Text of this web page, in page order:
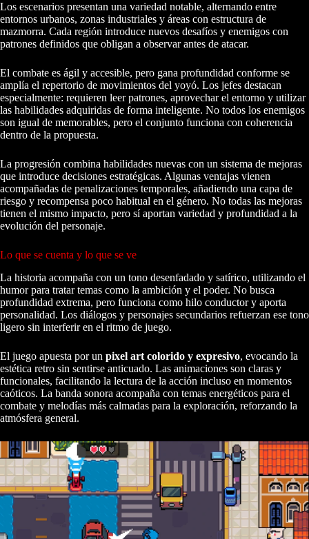
Los escenarios presentan una variedad notable, alternando entre
entornos urbanos, zonas industriales y áreas con estructura de
mazmorra. Cada región introduce nuevos desafíos y enemigos con
patrones definidos que obligan a observar antes de atacar.
El combate es ágil y accesible, pero gana profundidad conforme se
amplía el repertorio de movimientos del yoyó. Los jefes destacan
especialmente: requieren leer patrones, aprovechar el entorno y utilizar
las habilidades adquiridas de forma inteligente. No todos los enemigos
son igual de memorables, pero el conjunto funciona con coherencia
dentro de la propuesta.
La progresión combina habilidades nuevas con un sistema de mejoras
que introduce decisiones estratégicas. Algunas ventajas vienen
acompañadas de penalizaciones temporales, añadiendo una capa de
riesgo y recompensa poco habitual en el género. No todas las mejoras
tienen el mismo impacto, pero sí aportan variedad y profundidad a la
evolución del personaje.
Lo que se cuenta y lo que se ve
La historia acompaña con un tono desenfadado y satírico, utilizando el
humor para tratar temas como la ambición y el poder. No busca
profundidad extrema, pero funciona como hilo conductor y aporta
personalidad. Los diálogos y personajes secundarios refuerzan ese tono
ligero sin interferir en el ritmo de juego.
El juego apuesta por un pixel art colorido y expresivo, evocando la
estética retro sin sentirse anticuado. Las animaciones son claras y
funcionales, facilitando la lectura de la acción incluso en momentos
caóticos. La banda sonora acompaña con temas energéticos para el
combate y melodías más calmadas para la exploración, reforzando la
atmósfera general.